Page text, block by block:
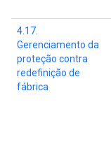
4.17.
Gerenciamento da
proteção contra
redefinição de
fábrica